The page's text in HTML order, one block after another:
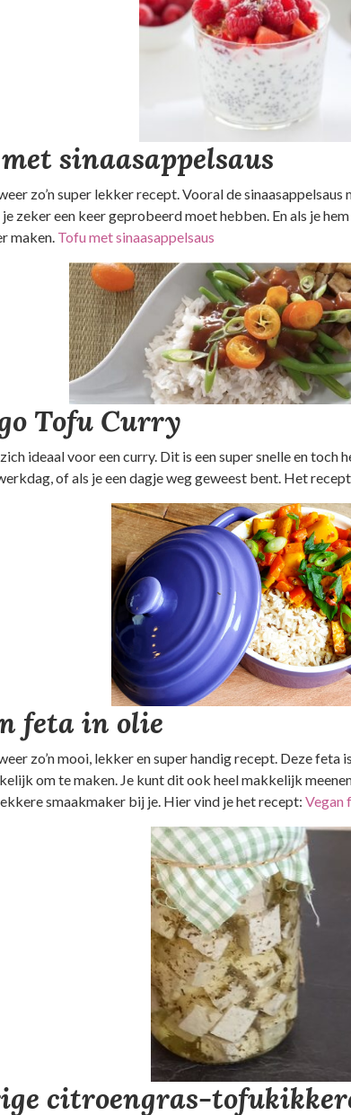
sinaasappelsaus
zo’n super lekker recept. Vooral de
zeker een keer geprobeerd moet hebben. En als je
maken. Tofu met sinaasappelsaus
Tofu Curry
ideaal voor een curry. Dit is een super snelle en toch
of als je een dagje weg geweest bent. Het
feta in olie
zo’n mooi, lekker en super handig recept. Deze feta
om te maken. Je kunt dit ook heel makkelijk
smaakmaker bij je. Hier vind je het recept: Vegan
citroengras-